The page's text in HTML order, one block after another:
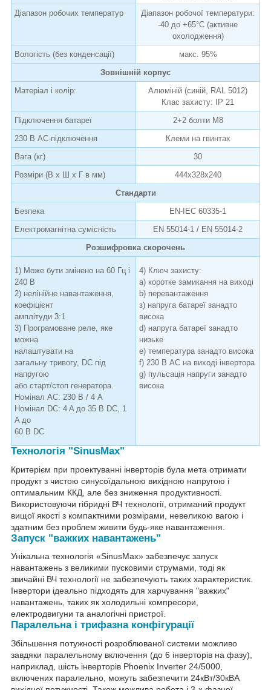
Діапазон робочих температур
Діапазон робочої температури:
-40 до +65°C (активне
охолодження)
Вологість (без конденсації)
макс. 95%
Зовнішній корпус
Матеріал і колір:
Алюміній (синій, RAL 5012)
Клас захисту: IP 21
Підключення батареї
2+2 болти M8
230 В AC-підключення
Клеми на гвинтах
Вага (кг)
30
Розміри (В х Ш х Г в мм)
444x328x240
Стандарти
Безпека
EN-IEC 60335-1
Електромагнітна сумісність
EN 55014-1 / EN 55014-2
Розшифровка скорочень
1) Може бути змінено на 60 Гц і
240 В
2) нелінійне навантаження,
коефіцієнт
амплітуди 3:1
3) Програмоване реле, яке
можна
налаштувати на
загальну тривогу, DC під
напругою
або старт/стоп генератора.
Номінал АС: 230 В / 4 A
Номінал DC: 4 A до 35 В DC, 1
A до
60 В DC
4) Ключ захисту:
а) коротке замикання на виході
b) перевантаження
з) напруга батареї занадто
висока
d) напруга батареї занадто
низьке
е) температура занадто висока
f) 230 В АС на виході інвертора
g) пульсація напруги занадто
висока
Технологія "SinusMax"
Критерієм при проектуванні інверторів була мета отримати
продукт з чистою синусоїдальною вихідною напругою і
оптимальним ККД, але без зниження продуктивності.
Використовуючи гібридні ВЧ технології, отриманий продукт
вищої якості з компактними розмірами, невеликою вагою і
здатним без проблем живити будь-яке навантаження.
Запуск "важких навантажень"
Унікальна технологія «SinusMax» забезпечує запуск
навантажень з великими пусковими струмами, тоді як
звичайні ВЧ технології не забезпечують таких характеристик.
Інвертори ідеально підходять для харчування "важких"
навантажень, таких як холодильні компресори,
електродвигуни та аналогічні пристрої.
Паралельна і трифазна конфігурації
Збільшення потужності розроблюваної системи можливо
завдяки паралельному включення (до 6 інверторів на фазу),
наприклад, шість інверторів Phoenix Inverter 24/5000,
включених паралельно, можуть забезпечити 24кВт/30кВА